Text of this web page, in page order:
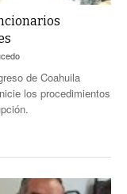
de Coahuila
los procedimientos